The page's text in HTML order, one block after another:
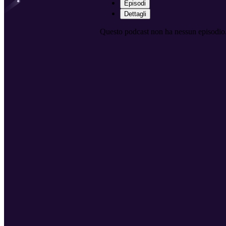
Episodi
Dettagli
Questo podcast non ha nessun